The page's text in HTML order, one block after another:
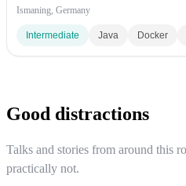
Ismaning, Germany
Intermediate Java Docker
Good distractions
Talks and stories from around this
practically not.